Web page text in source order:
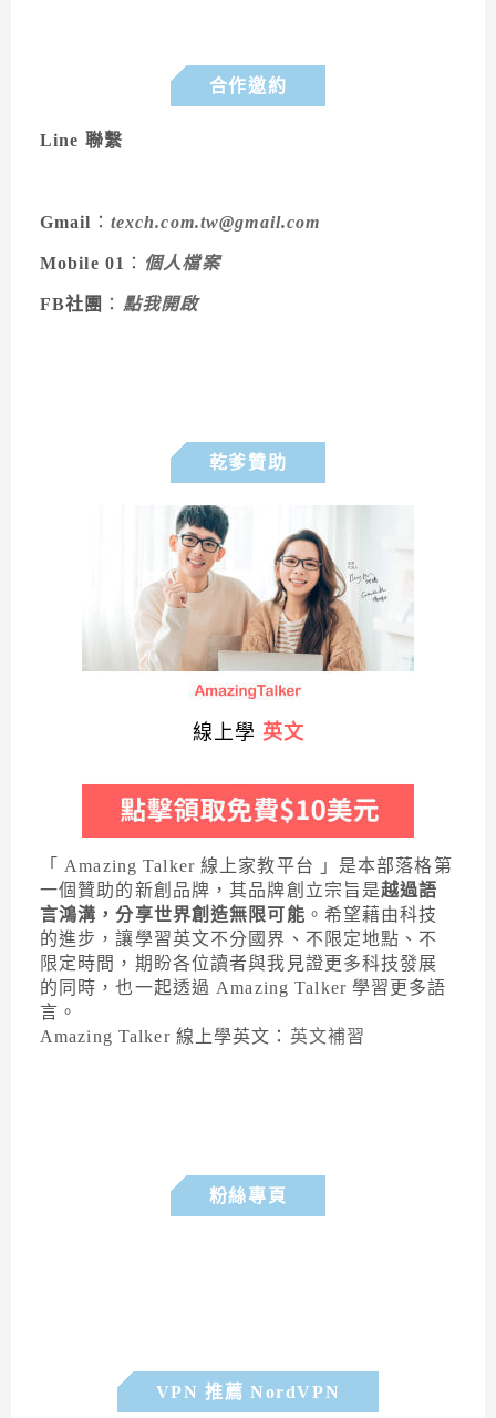
合作邀約
Line 聯繫
Gmail ： texch.com.tw@gmail.com
Mobile 01 ： 個人檔案
FB社團 ： 點我開啟
乾爹贊助
線上學 英文
「 Amazing Talker 線上家教平台 」是本部落格第
一個贊助的新創品牌，其品牌創立宗旨是越過語
言鴻溝，分享世界創造無限可能 。希望藉由科技
的進步，讓學習英文不分國界、不限定地點、不
限定時間，期盼各位讀者與我見證更多科技發展
的同時，也一起透過 Amazing Talker 學習更多語
言。
Amazing Talker 線上學英文： 英文補習
粉絲專頁
VPN 推薦 NordVPN